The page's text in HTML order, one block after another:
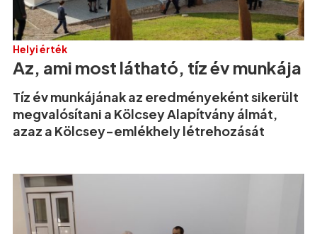
Helyi érték
Az, ami most látható, tíz év munkája
Tíz év munkájának az eredményeként sikerült
megvalósítani a Kölcsey Alapítvány álmát,
azaz a Kölcsey-emlékhely létrehozását